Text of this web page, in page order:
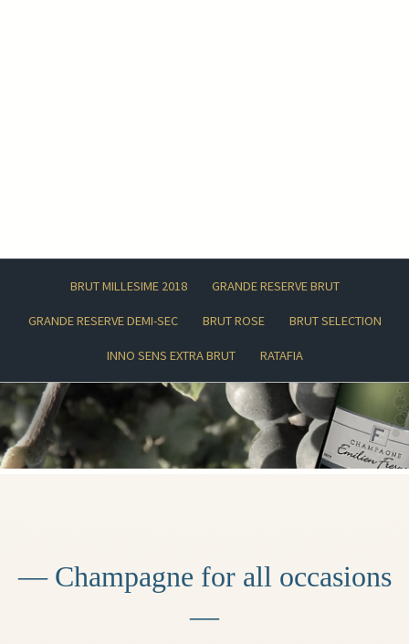
BRUT MILLESIME 2018 GRANDE RESERVE BRUT
GRANDE RESERVE DEMI-SEC BRUT ROSE BRUT SELECTION
INNO SENS EXTRA BRUT RATAFIA
— Champagne for all occasions
—